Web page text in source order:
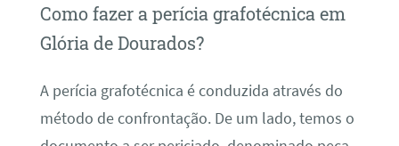
Como fazer a perícia grafotécnica em
Glória de Dourados?
A perícia grafotécnica é conduzida através do
método de confrontação. De um lado, temos o